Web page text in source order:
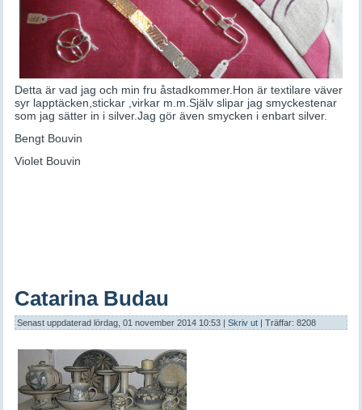
Detta är vad jag och min fru åstadkommer.Hon är textilare väver
syr lapptäcken,stickar ,virkar m.m.Själv slipar jag smyckestenar
som jag sätter in i silver.Jag gör även smycken i enbart silver.
Bengt Bouvin
Violet Bouvin
Catarina Budau
Senast uppdaterad lördag, 01 november 2014 10:53 |Skriv ut | Träffar: 8208